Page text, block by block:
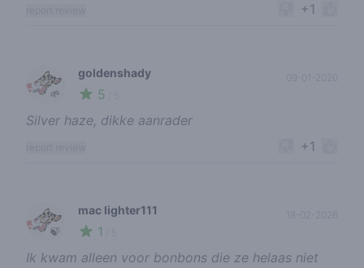
+1
🌱
goldenshady
5
Silver haze, dikke aanrader
+1
🍃
mac lighter111
1
Ik kwam alleen voor bonbons die ze helaas niet